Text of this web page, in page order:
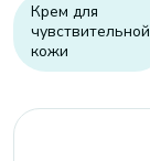
Крем для
чувствительной
кожи